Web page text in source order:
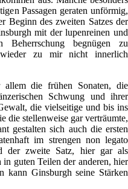
Passagen geraten unförmig,
Beginn des zweiten Satzes der
mit der lupenreinen und
Beherrschung begnügen zu
zu mir nicht innerlich
allem die frühen Sonaten, die
Schwung und ihrer
die vielseitige und bis ins
die stellenweise gar verträumte,
gestalten sich auch die ersten
im strengen non legato
der zweite Satz, hier gar als
guten Teilen der anderen, hier
kann Ginsburgh seine Stärken